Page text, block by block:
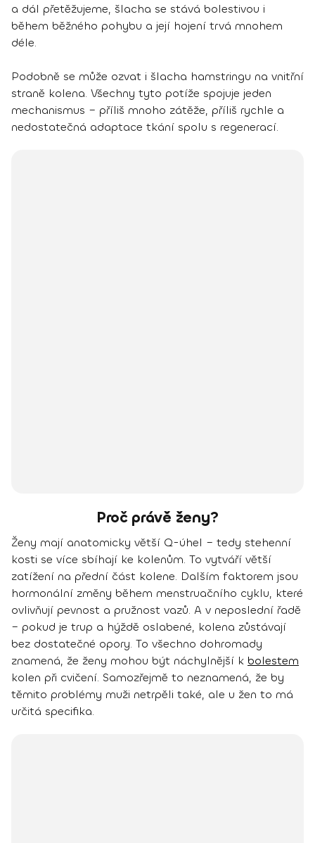
a dál přetěžujeme, šlacha se stává bolestivou i
během běžného pohybu a její hojení trvá mnohem
déle.
Podobně se může ozvat i šlacha hamstringu na vnitřní
straně kolena. Všechny tyto potíže spojuje jeden
mechanismus – příliš mnoho zátěže, příliš rychle a
nedostatečná adaptace tkání spolu s regenerací.
Proč právě ženy?
Ženy mají anatomicky větší Q-úhel – tedy stehenní
kosti se více sbíhají ke kolenům. To vytváří větší
zatížení na přední část kolene. Dalším faktorem jsou
hormonální změny během menstruačního cyklu, které
ovlivňují pevnost a pružnost vazů. A v neposlední řadě
– pokud je trup a hýždě oslabené, kolena zůstávají
bez dostatečné opory. To všechno dohromady
znamená, že ženy mohou být náchylnější k bolestem
kolen při cvičení. Samozřejmě to neznamená, že by
těmito problémy muži netrpěli také, ale u žen to má
určitá specifika.